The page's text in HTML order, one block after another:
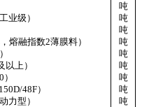
吨
业级）
吨
吨
，熔融指数2薄膜料）
吨
吨
以上）
吨
）
吨
48F）
吨
力型）
吨